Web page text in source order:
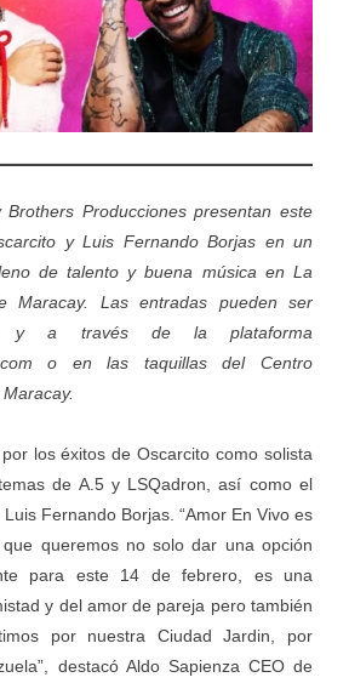
Producciones presentan este
y Luis Fernando Borjas en un
de talento y buena música en La
Maracay. Las entradas pueden ser
y a través de la plataforma
o en las taquillas del Centro
los éxitos de Oscarcito como solista
de A.5 y LSQadron, así como el
Fernando Borjas. “Amor En Vivo es
queremos no solo dar una opción
para este 14 de febrero, es una
y del amor de pareja pero también
por nuestra Ciudad Jardin, por
destacó Aldo Sapienza CEO de